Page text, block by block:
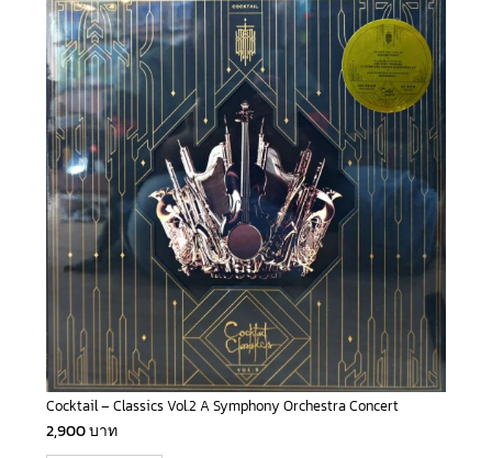
Cocktail – Classics Vol.2 A Symphony Orchestra Concert
2,900บาท